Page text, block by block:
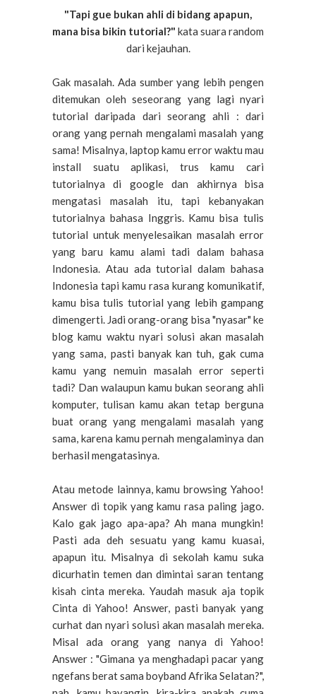
"Tapi gue bukan ahli di bidang apapun,
mana bisa bikin tutorial?" kata suara random
dari kejauhan.
Gak masalah. Ada sumber yang lebih pengen
ditemukan oleh seseorang yang lagi nyari
tutorial daripada dari seorang ahli : dari
orang yang pernah mengalami masalah yang
sama! Misalnya, laptop kamu error waktu mau
install suatu aplikasi, trus kamu cari
tutorialnya di google dan akhirnya bisa
mengatasi masalah itu, tapi kebanyakan
tutorialnya bahasa Inggris. Kamu bisa tulis
tutorial untuk menyelesaikan masalah error
yang baru kamu alami tadi dalam bahasa
Indonesia. Atau ada tutorial dalam bahasa
Indonesia tapi kamu rasa kurang komunikatif,
kamu bisa tulis tutorial yang lebih gampang
dimengerti. Jadi orang-orang bisa "nyasar" ke
blog kamu waktu nyari solusi akan masalah
yang sama, pasti banyak kan tuh, gak cuma
kamu yang nemuin masalah error seperti
tadi? Dan walaupun kamu bukan seorang ahli
komputer, tulisan kamu akan tetap berguna
buat orang yang mengalami masalah yang
sama, karena kamu pernah mengalaminya dan
berhasil mengatasinya.
Atau metode lainnya,kamu browsing Yahoo!
Answer di topikyang kamurasa paling jago.
Kalo gak jago apa-apa? Ahmana mungkin!
Pasti ada deh sesuatu yang kamu kuasai,
apapun itu. Misalnya di sekolah kamu suka
dicurhatin temen dan dimintai saran tentang
kisah cinta mereka. Yaudah masuk aja topik
Cinta di Yahoo! Answer, pasti banyak yang
curhat dan nyari solusi akan masalah mereka.
Misal
ada orang yang nanya di Yahoo!
Answer : "Gimana ya menghadapi pacar yang
ngefans berat sama boyband Afrika Selatan?",